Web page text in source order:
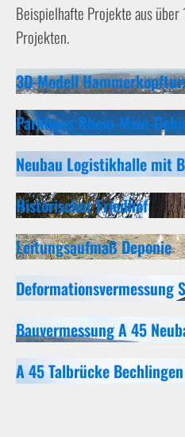
Beispielhafte Projekte aus
Projekten.
3D-Modell
Parkhaus Rhein-Main-
Neubau Logistikhalle mit
Historischer Friedhof
Leitungsaufmaß Deponie
Deformationsvermessung
Bauvermessung A 45
A 45 Talbrücke Bechlingen